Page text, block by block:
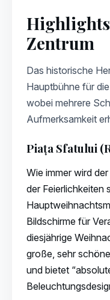
Zentrum
Das historische
Hauptbühne für
wobei mehrere
Aufmerksamkeit
Piața Sfatului
Wie immer wird
der Feierlichkeiten
Bildschirme für
diesjährige
große, sehr
und bietet